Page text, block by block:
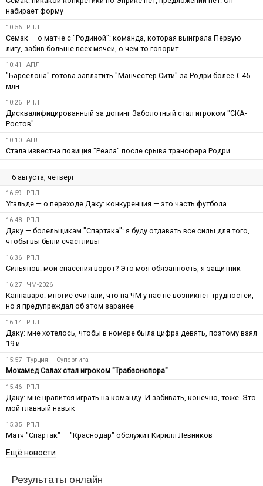
набирает форму
10:56 РПЛ
Семак — о матче с "Родиной": команда, которая выиграла Первую
лигу, забив больше всех мячей, о чём-то говорит
10:41 АПЛ
"Барселона" готова заплатить "Манчестер Сити" за Родри более € 45
млн
10:26 РПЛ
Дисквалифицированный за допинг Заболотный стал игроком "СКА-
Ростов"
10:10 АПЛ
Стала известна позиция "Реала" после срыва трансфера Родри
6 августа, четверг
16:59 РПЛ
Угальде — о переходе Даку: конкуренция — это часть футбола
16:48 РПЛ
Даку — болельщикам "Спартака": я буду отдавать все силы для того,
чтобы вы были счастливы
16:36 РПЛ
Сильянов: мои спасения ворот? Это моя обязанность, я защитник
16:27 ЧМ-2026
Каннаваро: многие считали, что на ЧМ у нас не возникнет трудностей,
но я предупреждал об этом заранее
16:14 РПЛ
Даку: мне хотелось, чтобы в номере была цифра девять, поэтому взял
19-й
15:57 Турция — Суперлига
Мохамед Салах стал игроком "Трабзонспора"
15:46 РПЛ
Даку: мне нравится играть на команду. И забивать, конечно, тоже. Это
мой главный навык
15:35 РПЛ
Матч "Спартак" — "Краснодар" обслужит Кирилл Левников
Ещё новости
Результаты онлайн